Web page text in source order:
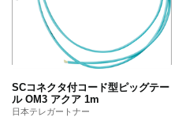
SCコネクタ付コード型ピッグテー
ル OM3 アクア 1m
日本テレガートナー